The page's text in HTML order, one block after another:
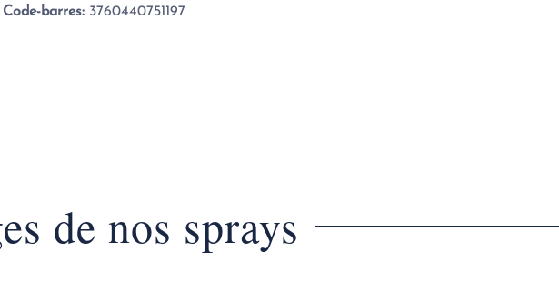
Code-barres: 3760440751197
de nos sprays